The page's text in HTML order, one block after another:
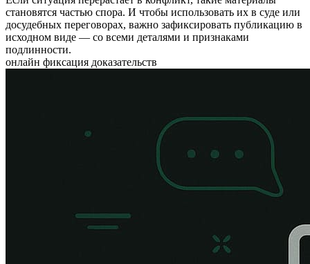
становятся частью спора. И чтобы использовать их в суде или
досудебных переговорах, важно зафиксировать публикацию в
исходном виде — со всеми деталями и признаками
подлинности.
онлайн фиксация доказательств